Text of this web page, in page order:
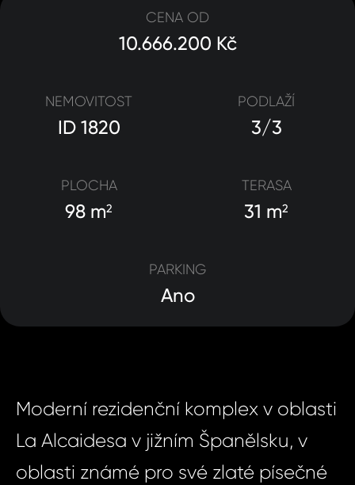
NEMOVITOST
ID 1820
PODLAŽÍ
3/3
PLOCHA
98 m2
TERASA
31 m2
PARKING
Ano
CENA OD
10.666.200 Kč
Moderní rezidenční komplex v oblasti
La Alcaidesa v jižním Španělsku, v
oblasti známé pro své zlaté písečné